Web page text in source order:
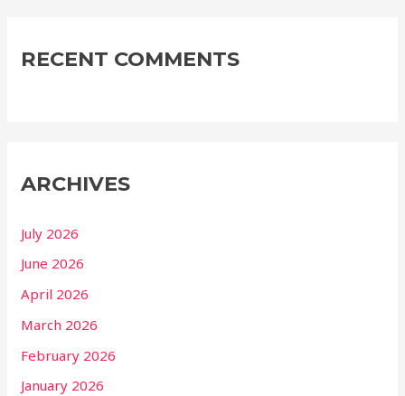
RECENT COMMENTS
ARCHIVES
July 2026
June 2026
April 2026
March 2026
February 2026
January 2026